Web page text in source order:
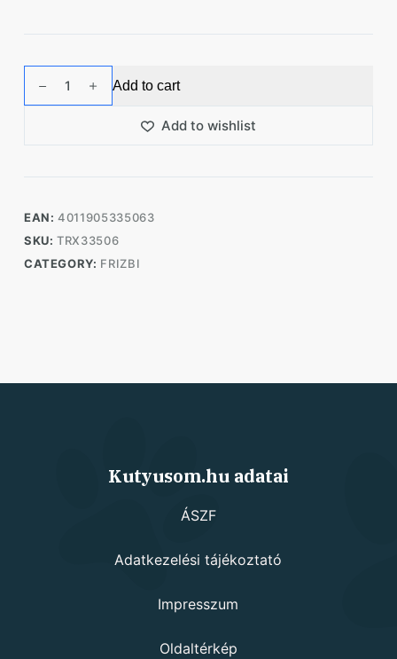
quantity
Add to cart
Add to wishlist
EAN:4011905335063
SKU:TRX33506
CATEGORY: FRIZBI
Kutyusom.hu adatai
ÁSZF
Adatkezelési tájékoztató
Impresszum
Oldaltérkép